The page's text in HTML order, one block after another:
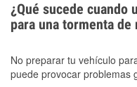
¿Qué sucede cuando
para una tormenta de
No preparar tu vehículo
puede provocar problemas